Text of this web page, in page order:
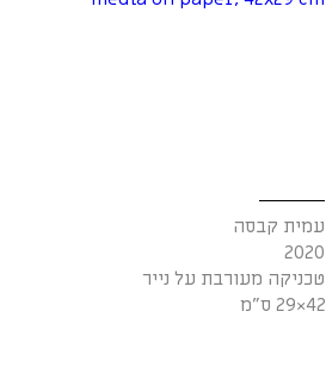
עמית קבסה
2020
טכניקה מעורבת על נייר
42×29 ס"מ